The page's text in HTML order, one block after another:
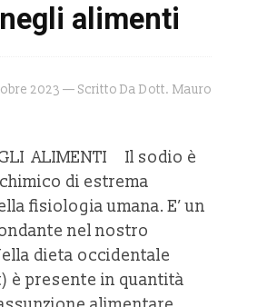
alimenti
2023 — Scritto Da Dott. Mauro
ALIMENTI Il sodio è
di estrema
fisiologia umana. E’ un
nel nostro
dieta occidentale
è presente in quantità